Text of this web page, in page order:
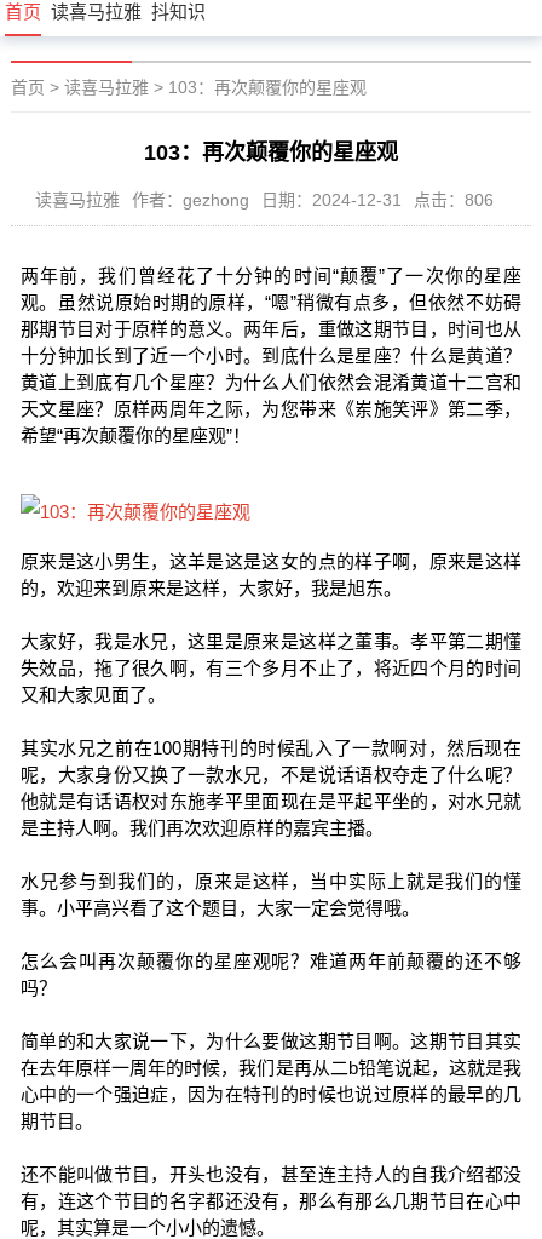
首页 读喜马拉雅 抖知识
首页 > 读喜马拉雅> 103：再次颠覆你的星座观
103：再次颠覆你的星座观
读喜马拉雅 作者：gezhong 日期：2024-12-31 点击：806
两年前，我们曾经花了十分钟的时间“颠覆”了一次你的星座
观。虽然说原始时期的原样，“嗯”稍微有点多，但依然不妨碍
那期节目对于原样的意义。两年后，重做这期节目，时间也从
十分钟加长到了近一个小时。到底什么是星座？什么是黄道？
黄道上到底有几个星座？为什么人们依然会混淆黄道十二宫和
天文星座？原样两周年之际，为您带来《岽施笑评》第二季，
希望“再次颠覆你的星座观”！
原来是这小男生，这羊是这是这女的点的样子啊，原来是这样
的，欢迎来到原来是这样，大家好，我是旭东。
大家好，我是水兄，这里是原来是这样之董事。孝平第二期懂
失效品，拖了很久啊，有三个多月不止了，将近四个月的时间
又和大家见面了。
其实水兄之前在100期特刊的时候乱入了一款啊对，然后现在
呢，大家身份又换了一款水兄，不是说话语权夺走了什么呢？
他就是有话语权对东施孝平里面现在是平起平坐的，对水兄就
是主持人啊。我们再次欢迎原样的嘉宾主播。
水兄参与到我们的，原来是这样，当中实际上就是我们的懂
事。小平高兴看了这个题目，大家一定会觉得哦。
怎么会叫再次颠覆你的星座观呢？难道两年前颠覆的还不够
吗？
简单的和大家说一下，为什么要做这期节目啊。这期节目其实
在去年原样一周年的时候，我们是再从二b铅笔说起，这就是我
心中的一个强迫症，因为在特刊的时候也说过原样的最早的几
期节目。
还不能叫做节目，开头也没有，甚至连主持人的自我介绍都没
有，连这个节目的名字都还没有，那么有那么几期节目在心中
呢，其实算是一个小小的遗憾。